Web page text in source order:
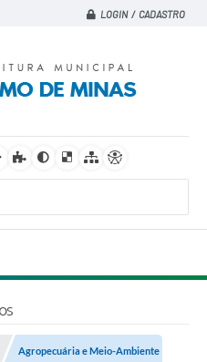
LOGIN / CADASTRO
Agropecuária e Meio-Ambiente